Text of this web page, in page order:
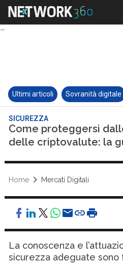
Ultimi articoli Sovranità digitale
SICUREZZA
Come proteggersi
delle criptovalute: la
Home Mercati Digitali
La conoscenza e
sicurezza adeguate